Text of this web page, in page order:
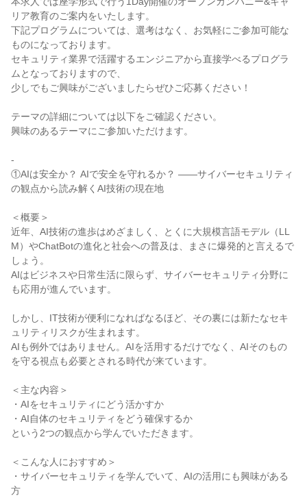
リア教育のご案内をいたします。
下記プログラムについては、選考はなく、お気軽にご参加可能な
ものになっております。
セキュリティ業界で活躍するエンジニアから直接学べるプログラ
ムとなっておりますので、
少しでもご興味がございましたらぜひご応募ください！
テーマの詳細については以下をご確認ください。
興味のあるテーマにご参加いただけます。
-
①AIは安全か？ AIで安全を守れるか？ ――サイバーセキュリティ
の観点から読み解くAI技術の現在地
＜概要＞
近年、AI技術の進歩はめざましく、とくに大規模言語モデル（LL
M）やChatBotの進化と社会への普及は、まさに爆発的と言えるで
しょう。
AIはビジネスや日常生活に限らず、サイバーセキュリティ分野に
も応用が進んでいます。
しかし、IT技術が便利になればなるほど、その裏には新たなセキ
ュリティリスクが生まれます。
AIも例外ではありません。AIを活用するだけでなく、AIそのもの
を守る視点も必要とされる時代が来ています。
＜主な内容＞
・AIをセキュリティにどう活かすか
・AI自体のセキュリティをどう確保するか
という2つの観点から学んでいただきます。
＜こんな人におすすめ＞
・サイバーセキュリティを学んでいて、AIの活用にも興味がある
方